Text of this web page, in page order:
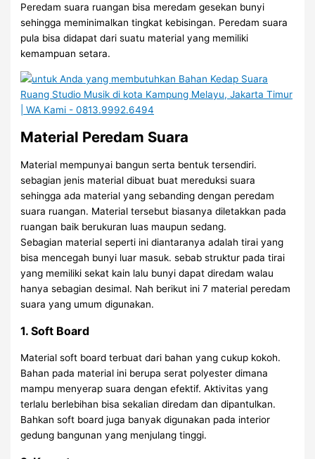
Peredam suara ruangan bisa meredam gesekan bunyi
sehingga meminimalkan tingkat kebisingan. Peredam suara
pula bisa didapat dari suatu material yang memiliki
kemampuan setara.
Material Peredam Suara
Material mempunyai bangun serta bentuk tersendiri.
sebagian jenis material dibuat buat mereduksi suara
sehingga ada material yang sebanding dengan peredam
suara ruangan. Material tersebut biasanya diletakkan pada
ruangan baik berukuran luas maupun sedang.
Sebagian material seperti ini diantaranya adalah tirai yang
bisa mencegah bunyi luar masuk. sebab struktur pada tirai
yang memiliki sekat kain lalu bunyi dapat diredam walau
hanya sebagian desimal. Nah berikut ini 7 material peredam
suara yang umum digunakan.
1. Soft Board
Material soft board terbuat dari bahan yang cukup kokoh.
Bahan pada material ini berupa serat polyester dimana
mampu menyerap suara dengan efektif. Aktivitas yang
terlalu berlebihan bisa sekalian diredam dan dipantulkan.
Bahkan soft board juga banyak digunakan pada interior
gedung bangunan yang menjulang tinggi.